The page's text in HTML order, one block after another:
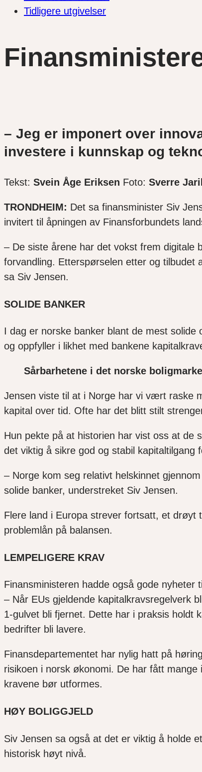
Tidligere utgivelser
– Jeg er imponert over
investere i kunnskap og
Tekst: Svein Åge Eriksen Foto: Sverre
TRONDHEIM: Det sa finansminister Siv
invitert til åpningen av Finansforbundets
– De siste årene har det vokst frem digitale
forvandling. Etterspørselen etter og tilbudet
sa Siv Jensen.
SOLIDE BANKER
I dag er norske banker blant de mest solide
og oppfyller i likhet med bankene
Sårbarhetene i det norske
Jensen viste til at i Norge har vi vært raske
kapital over tid. Ofte har det blitt stilt
Hun pekte på at historien har vist oss at de
det viktig å sikre god og stabil kapitaltilgang
– Norge kom seg relativt helskinnet
solide banker, understreket Siv Jensen.
Flere land i Europa strever fortsatt, et drøyt
problemlån på balansen.
LEMPELIGERE KRAV
Finansministeren hadde også gode nyheter
– Når EUs gjeldende kapitalkravsregelverk
1-gulvet bli fjernet. Dette har i praksis holdt
bedrifter bli lavere.
Finansdepartementet har nylig hatt på
risikoen i norsk økonomi. De har fått mange
kravene bør utformes.
HØY BOLIGGJELD
Siv Jensen sa også at det er viktig å holde
historisk høyt nivå.